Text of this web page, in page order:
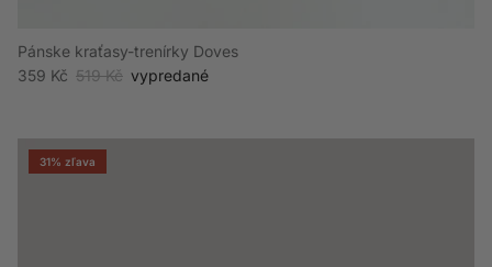
Pánske kraťasy-trenírky Doves
Akciová cena
359 Kč Bežná cena
519 Kč vypredané
31% zľava